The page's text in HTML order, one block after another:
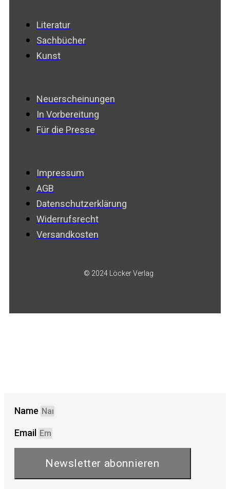
Literatur
Sachbücher
Kunst
Neuerscheinungen
In Vorbereitung
Für die Presse
Impressum
AGB
Datenschutzerklärung
Widerrufsrecht
Versandkosten
© 2024 Löcker Verlag
Name
Email
Newsletter abonnieren